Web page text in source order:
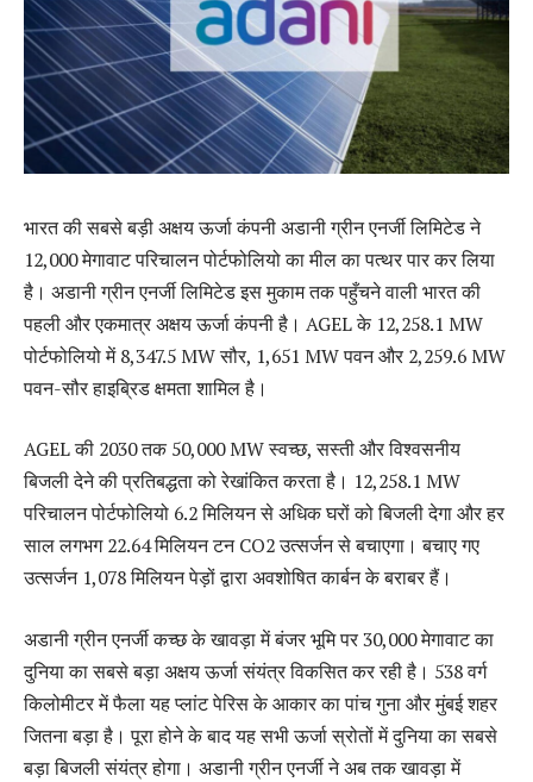
भारत की सबसे बड़ी अक्षय ऊर्जा कंपनी अडानी ग्रीन एनर्जी लिमिटेड ने
12,000 मेगावाट परिचालन पोर्टफोलियो का मील का पत्थर पार कर लिया
है। अडानी ग्रीन एनर्जी लिमिटेड इस मुकाम तक पहुँचने वाली भारत की
पहली और एकमात्र अक्षय ऊर्जा कंपनी है। AGEL के 12,258.1 MW
पोर्टफोलियो में 8,347.5 MW सौर, 1,651 MW पवन और 2,259.6 MW
पवन-सौर हाइब्रिड क्षमता शामिल है।
AGEL की 2030 तक 50,000 MW स्वच्छ, सस्ती और विश्वसनीय
बिजली देने की प्रतिबद्धता को रेखांकित करता है। 12,258.1 MW
परिचालन पोर्टफोलियो 6.2 मिलियन से अधिक घरों को बिजली देगा और हर
साल लगभग 22.64 मिलियन टन CO2 उत्सर्जन से बचाएगा। बचाए गए
उत्सर्जन 1,078 मिलियन पेड़ों द्वारा अवशोषित कार्बन के बराबर हैं।
अडानी ग्रीन एनर्जी कच्छ के खावड़ा में बंजर भूमि पर 30,000 मेगावाट का
दुनिया का सबसे बड़ा अक्षय ऊर्जा संयंत्र विकसित कर रही है। 538 वर्ग
किलोमीटर में फैला यह प्लांट पेरिस के आकार का पांच गुना और मुंबई शहर
जितना बड़ा है। पूरा होने के बाद यह सभी ऊर्जा स्रोतों में दुनिया का सबसे
बड़ा बिजली संयंत्र होगा। अडानी ग्रीन एनर्जी ने अब तक खावड़ा में